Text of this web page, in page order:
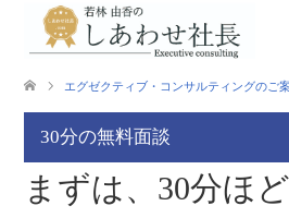
エグゼクティブ・コンサルティングのご
30分の無料面談
まずは、30分ほ